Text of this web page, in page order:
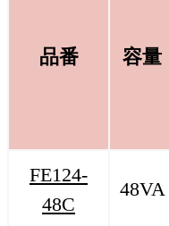
品番 容量
FE124-
48C
48VA